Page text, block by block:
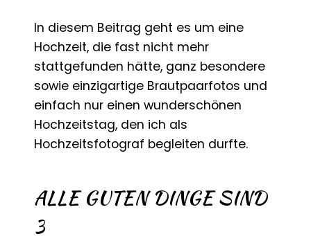
In diesem Beitrag geht es um eine
Hochzeit, die fast nicht mehr
stattgefunden hätte, ganz besondere
sowie einzigartige Brautpaarfotos und
einfach nur einen wunderschönen
Hochzeitstag, den ich als
Hochzeitsfotograf begleiten durfte.
ALLE GUTEN DINGE SIND
3